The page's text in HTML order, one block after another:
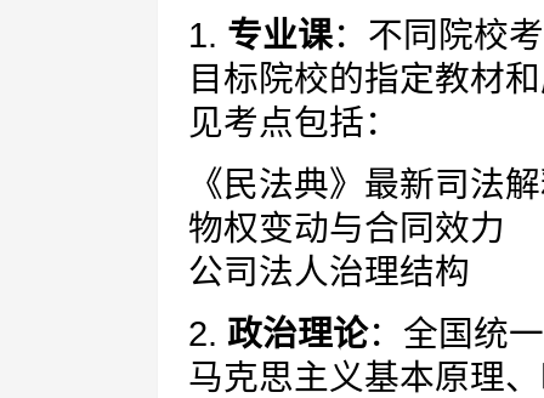
1. 专业课：不同院校
目标院校的指定教材
见考点包括：
《民法典》最新司法
物权变动与合同效力
公司法人治理结构
2. 政治理论：全国统
马克思主义基本原理